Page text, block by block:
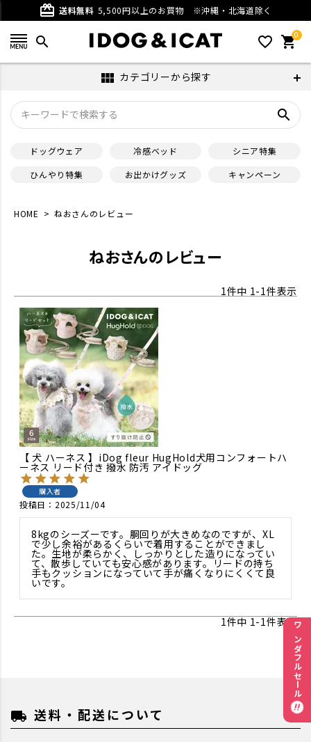
card_giftcard 送料無料 5,500円以上のお買物 ※沖縄・北海道除く
search favorite_outline 0
shopping_cart
view_module カテゴリーから探す
search
ドッグウェア 冷感ベッド
シニア特集
ひんやり特集
お出かけグッズ キャンペーン
HOME ねおさんのレビュー
ねおさんのレビュー
1件中 1-1件表示
【 犬 ハーネス 】iDog fleur HugHold犬用コンフォートハ
ーネス リード付き 撥水 防汚 アイドッグ
購入者
投稿日 2025/11/04
8kgのシーズーです。胴回りが大きめなのですが、XL
で少し余裕があるくらいで着用することができまし
た。生地が柔らかく、しっかりとした造りになってい
て、散歩していても安心感があります。リードの持ち
手もクッションになっていて手が痛くなりにくくて良
いです。
1件中 1-1件表示
local_shipping 送料・配送について
ワンダフルセール